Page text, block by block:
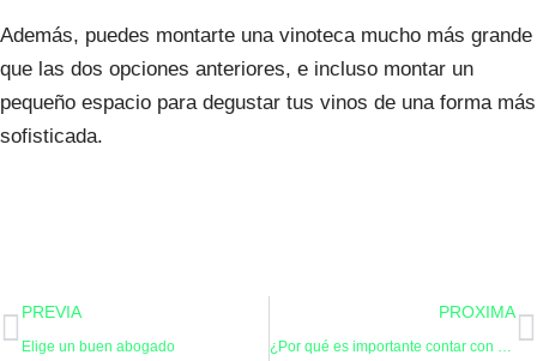
Además, puedes montarte una vinoteca mucho más grande
que las dos opciones anteriores, e incluso montar un
pequeño espacio para degustar tus vinos de una forma más
sofisticada.
AntPREVIA
Elige un buen abogado
PROXIMA
¿Por qué es importante contar con profesionales para el montaje del tejado?